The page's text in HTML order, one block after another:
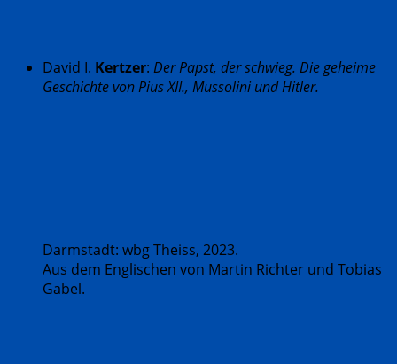
David I. Kertzer: Der Papst, der schwieg. Die geheime
Geschichte von Pius XII., Mussolini und Hitler.
Darmstadt: wbg Theiss, 2023.
Aus dem Englischen von Martin Richter und Tobias
Gabel.